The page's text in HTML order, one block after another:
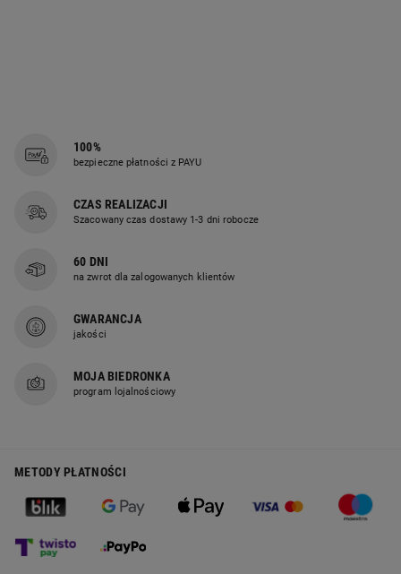
100%
bezpieczne płatności z PAYU
CZAS REALIZACJI
Szacowany czas dostawy 1-3 dni robocze
60 DNI
na zwrot dla zalogowanych klientów
GWARANCJA
jakości
MOJA BIEDRONKA
program lojalnościowy
METODY PŁATNOŚCI